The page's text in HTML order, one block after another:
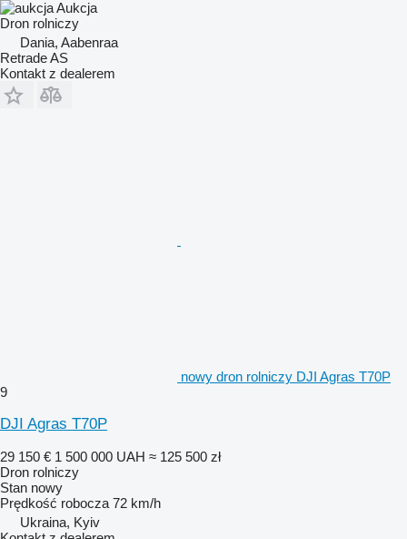
Aukcja
Dron rolniczy
Dania, Aabenraa
Retrade AS
Kontakt z dealerem
nowy dron rolniczy DJI Agras T70P
9
DJI Agras T70P
29 150 € 1 500 000 UAH ≈ 125 500 zł
Dron rolniczy
Stan nowy
Prędkość robocza 72 km/h
Ukraina, Kyiv